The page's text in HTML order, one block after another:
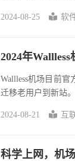
2024-08-25 软
2024年Wallless
Wallless机场目前官
迁移老用户到新站
2024-08-21 互
科学上网，机